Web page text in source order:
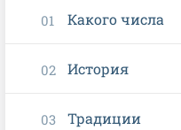
Какого числа
История
Традиции